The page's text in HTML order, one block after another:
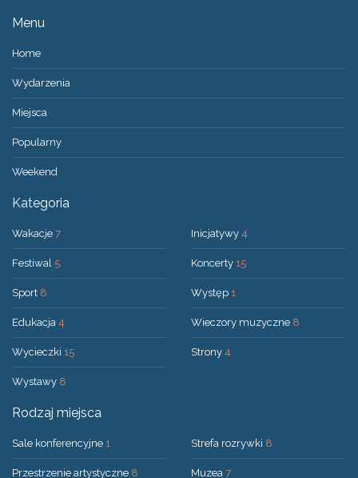
Menu
Home
Wydarzenia
Miejsca
Popularny
Weekend
Kategoria
Wakacje 7
Festiwal 5
Sport 8
Edukacja 4
Wycieczki 15
Wystawy 8
Inicjatywy 4
Koncerty 15
Występ 1
Wieczory muzyczne 8
Strony 4
Rodzaj miejsca
Sale konferencyjne 1
Przestrzenie artystyczne 8
Strefa rozrywki 8
Muzea 7